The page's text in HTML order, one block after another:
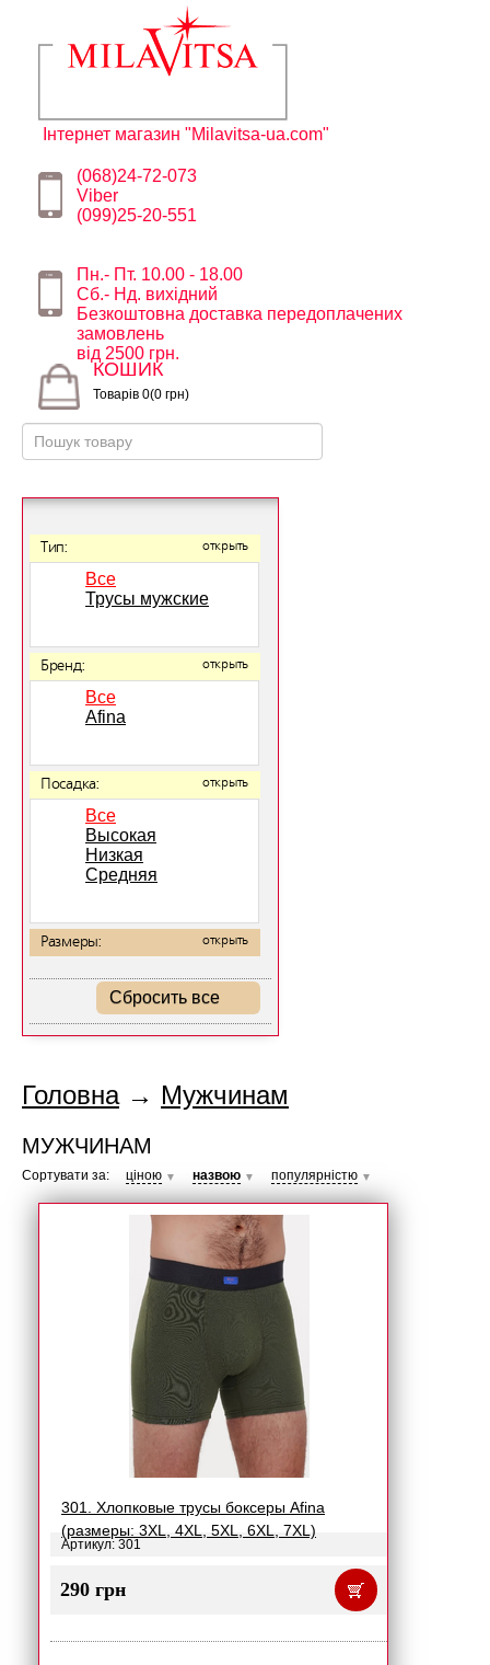
Інтернет магазин "Milavitsa-ua.com"
(068)24-72-073
Viber
(099)25-20-551
Пн.- Пт. 10.00 - 18.00
Сб.- Нд. вихідний
Безкоштовна доставка передоплачених
замовлень
від 2500 грн.
КОШИК
Товарів 0(0 грн)
Тип: открыть
Все
Трусы мужские
Бренд: открыть
Все
Afina
Посадка: открыть
Все
Высокая
Низкая
Средняя
Размеры: открыть
Сбросить все
Головна→ Мужчинам
МУЖЧИНАМ
Сортувати за: ціною ▼ назвою ▼ популярністю ▼
301. Хлопковые трусы боксеры Afina
(размеры: 3XL, 4XL, 5XL, 6XL, 7XL)
Артикул: 301
290 грн